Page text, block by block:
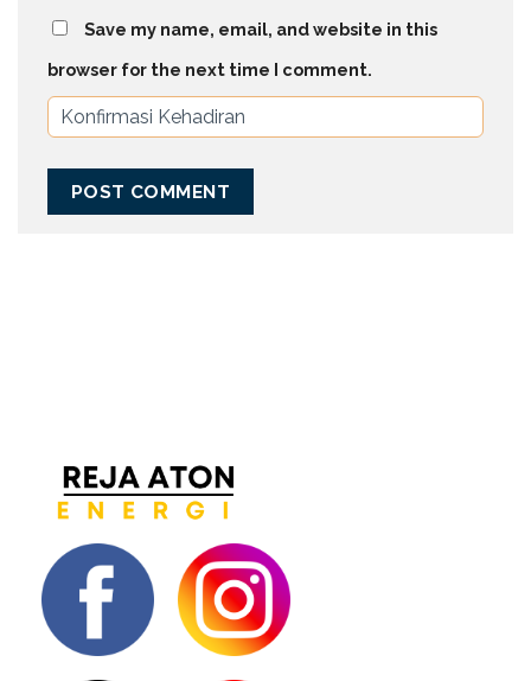
Save my name, email, and website in this
browser for the next time I comment.